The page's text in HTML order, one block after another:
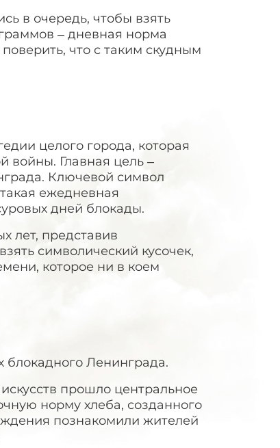
в очередь, чтобы взять
– дневная норма
что с таким скудным
целого города, которая
войны. Главная цель –
Ключевой символ
ежедневная
дней блокады.
лет, представив
символический кусочек,
которое ни в коем
блокадного Ленинграда.
прошло центральное
норму хлеба, созданного
познакомили жителей